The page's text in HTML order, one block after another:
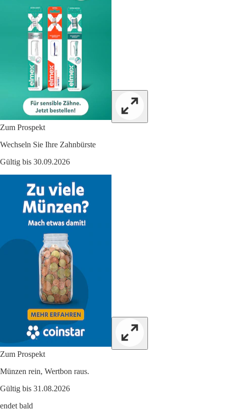
Zum Prospekt
Wechseln Sie Ihre Zahnbürste
Gültig bis 30.09.2026
Zum Prospekt
Münzen rein, Wertbon raus.
Gültig bis 31.08.2026
endet bald